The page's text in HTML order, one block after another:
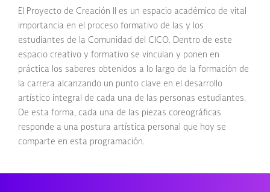
El Proyecto de Creación II es un espacio académico de vital
importancia en el proceso formativo de las y los
estudiantes de la Comunidad del CICO. Dentro de este
espacio creativo y formativo se vinculan y ponen en
práctica los saberes obtenidos a lo largo de la formación de
la carrera alcanzando un punto clave en el desarrollo
artístico integral de cada una de las personas estudiantes.
De esta forma, cada una de las piezas coreográficas
responde a una postura artística personal que hoy se
comparte en esta programación.